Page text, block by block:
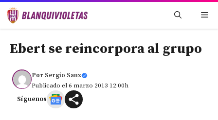
Saltar
Ebert se reincorpora al grupo
Por Sergio Sanz
Publicado el 6 marzo 2013 12:00h
Síguenos